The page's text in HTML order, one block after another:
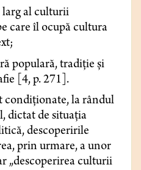
larg al culturii
care îl ocupă cultura
populară, tradiţie şi
[4, p. 271].
condiționate, la rândul
dictat de situația
descoperirile
prin urmare, a unor
„descoperirea culturii